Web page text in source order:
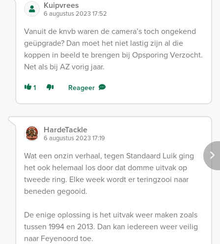
Kuipvrees
6 augustus 2023 17:52
Vanuit de knvb waren de camera’s toch ongekend
geüpgrade? Dan moet het niet lastig zijn al die
koppen in beeld te brengen bij Opsporing Verzocht.
Net als bij AZ vorig jaar.
1 Reageer
HardeTackle
6 augustus 2023 17:19
Wat een onzin verhaal, tegen Standaard Luik ging
het ook helemaal los door dat domme uitvak op
tweede ring. Elke week wordt er teringzooi naar
beneden gegooid.
De enige oplossing is het uitvak weer maken zoals
tussen 1994 en 2013. Dan kan iedereen weer veilig
naar Feyenoord toe.